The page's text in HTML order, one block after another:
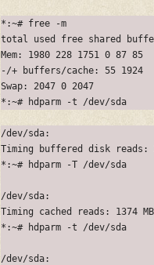
*:~# free -m
total used free shared
Mem: 1980 228 1751 0 87 85
-/+ buffers/cache: 55 1924
Swap: 2047 0 2047
*:~# hdparm -t /dev/sda
/dev/sda:
Timing buffered disk reads:
*:~# hdparm -T /dev/sda
/dev/sda:
Timing cached reads: 1374
*:~# hdparm -t /dev/sda
/dev/sda: